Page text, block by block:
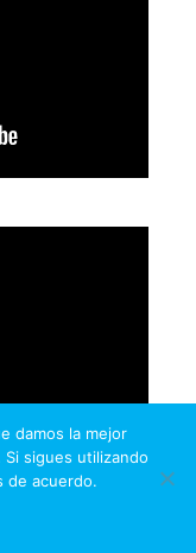
damos la mejor
sigues utilizando
de acuerdo.